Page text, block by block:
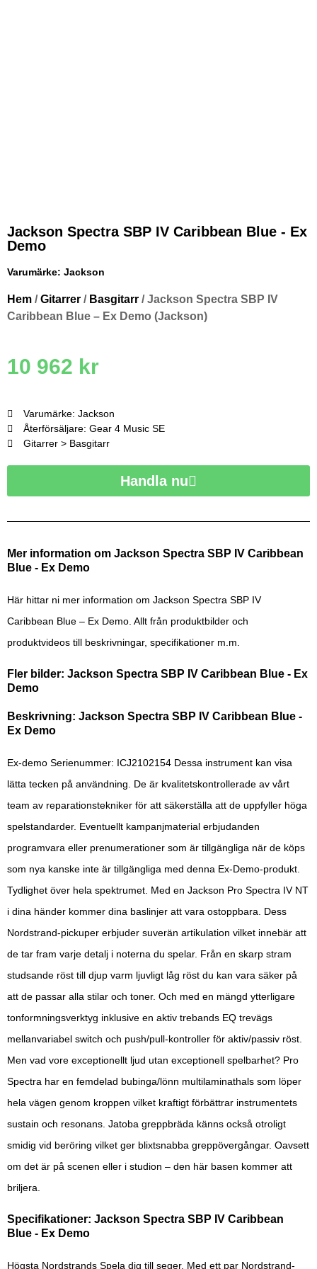
Jackson Spectra SBP IV Caribbean Blue - Ex
Demo
Varumärke: Jackson
Hem /Gitarrer / Basgitarr / Jackson Spectra SBP IV
Caribbean Blue – Ex Demo (Jackson)
10 962 kr
Varumärke: Jackson
Återförsäljare: Gear 4 Music SE
Gitarrer > Basgitarr
Handla nu
Mer information om Jackson Spectra SBP IV Caribbean
Blue - Ex Demo
Här hittar ni mer information om Jackson Spectra SBP IV
Caribbean Blue – Ex Demo. Allt från produktbilder och
produktvideos till beskrivningar, specifikationer m.m.
Fler bilder: Jackson Spectra SBP IV Caribbean Blue - Ex
Demo
Beskrivning: Jackson Spectra SBP IV Caribbean Blue -
Ex Demo
Ex-demo Serienummer: ICJ2102154 Dessa instrument kan visa
lätta tecken på användning. De är kvalitetskontrollerade av vårt
team av reparationstekniker för att säkerställa att de uppfyller höga
spelstandarder. Eventuellt kampanjmaterial erbjudanden
programvara eller prenumerationer som är tillgängliga när de köps
som nya kanske inte är tillgängliga med denna Ex-Demo-produkt.
Tydlighet över hela spektrumet. Med en Jackson Pro Spectra IV NT
i dina händer kommer dina baslinjer att vara ostoppbara. Dess
Nordstrand-pickuper erbjuder suverän artikulation vilket innebär att
de tar fram varje detalj i noterna du spelar. Från en skarp stram
studsande röst till djup varm ljuvligt låg röst du kan vara säker på
att de passar alla stilar och toner. Och med en mängd ytterligare
tonformningsverktyg inklusive en aktiv trebands EQ trevägs
mellanvariabel switch och push/pull-kontroller för aktiv/passiv röst.
Men vad vore exceptionellt ljud utan exceptionell spelbarhet? Pro
Spectra har en femdelad bubinga/lönn multilaminathals som löper
hela vägen genom kroppen vilket kraftigt förbättrar instrumentets
sustain och resonans. Jatoba greppbräda känns också otroligt
smidig vid beröring vilket ger blixtsnabba greppövergångar. Oavsett
om det är på scenen eller i studion – den här basen kommer att
briljera.
Specifikationer: Jackson Spectra SBP IV Caribbean
Blue - Ex Demo
Högsta Nordstrands Spela dig till seger. Med ett par Nordstrand-